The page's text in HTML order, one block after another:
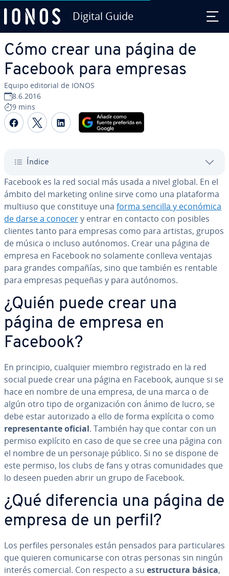
Digital Guide
Cómo crear una página de
Facebook para empresas
Equipo editorial de IONOS
8.6.2016
9 mins
Compartir Facebook
Compartir Twitter
Compartir LinkedIn
Índice
Facebook es la red social más usada a nivel global. En el
ámbito del marketing online sirve como una pla­ta­fo­r­ma
multiuso que co­n­s­ti­tu­ye una forma sencilla y económica
de darse a conocery entrar en contacto con posibles
clientes tanto para empresas como para artistas, grupos
de música o incluso autónomos. Crear una página de
empresa en Facebook no solamente conlleva ventajas
para grandes compañías, sino que también es rentable
para empresas pequeñas y para autónomos.
¿Quién puede crear una
página de empresa en
Facebook?
En principio, cualquier miembro re­gi­s­tra­do en la red
social puede crear una página en Facebook, aunque si se
hace en nombre de una empresa, de una marca o de
algún otro tipo de or­ga­ni­za­ción con ánimo de lucro, se
debe estar au­to­ri­za­do a ello de forma explícita o como
re­pre­se­n­ta­n­te oficial. También hay que contar con un
permiso explícito en caso de que se cree una página con
el nombre de un personaje público. Si no se dispone de
este permiso, los clubs de fans y otras co­mu­ni­da­des que
lo deseen pueden abrir un grupo de Facebook.
¿Qué di­fe­re­n­cia una página de
empresa de un perfil?
Los perfiles pe­r­so­na­les están pensados para pa­r­ti­cu­la­res
que quieren co­mu­ni­car­se con otras personas sin ningún
interés comercial. Con respecto a su es­tru­c­tu­ra básica,